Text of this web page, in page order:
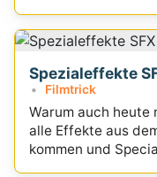
Spezialeffekte
Filmtrick
Warum auch heute
alle Effekte aus
kommen und